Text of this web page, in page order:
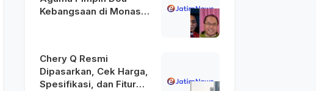
Kebangsaan di Monas
Chery Q Resmi
Dipasarkan, Cek Harga,
Spesifikasi, dan Fitur